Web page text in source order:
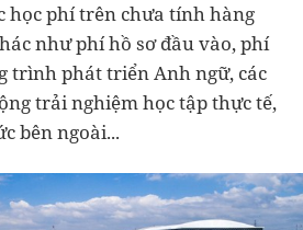
học phí trên chưa tính hàng
như phí hồ sơ đầu vào, phí
trình phát triển Anh ngữ, các
trải nghiệm học tập thực tế,
bên ngoài...